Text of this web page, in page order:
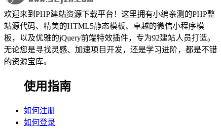
欢迎来到PHP建站资源下载平台！这里拥有小编亲测的PHP整
站源代码、精美的HTML5静态模板、卓越的微信小程序模
板，以及优雅的jQuery前端特效插件，专为92建站人员打造。
无论您是寻找灵感、加速项目开发，还是学习进阶，都是不错
的资源宝库。
使用指南
如何注册
如何登录